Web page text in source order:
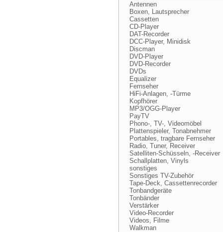
Antennen
Boxen, Lautsprecher
Cassetten
CD-Player
DAT-Recorder
DCC-Player, Minidisk
Discman
DVD-Player
DVD-Recorder
DVDs
Equalizer
Fernseher
HiFi-Anlagen, -Türme
Kopfhörer
MP3/OGG-Player
PayTV
Phono-, TV-, Videomöbel
Plattenspieler, Tonabnehmer
Portables, tragbare Fernseher
Radio, Tuner, Receiver
Satelliten-Schüsseln, -Receiver
Schallplatten, Vinyls
sonstiges
Sonstiges TV-Zubehör
Tape-Deck, Cassettenrecorder
Tonbandgeräte
Tonbänder
Verstärker
Video-Recorder
Videos, Filme
Walkman